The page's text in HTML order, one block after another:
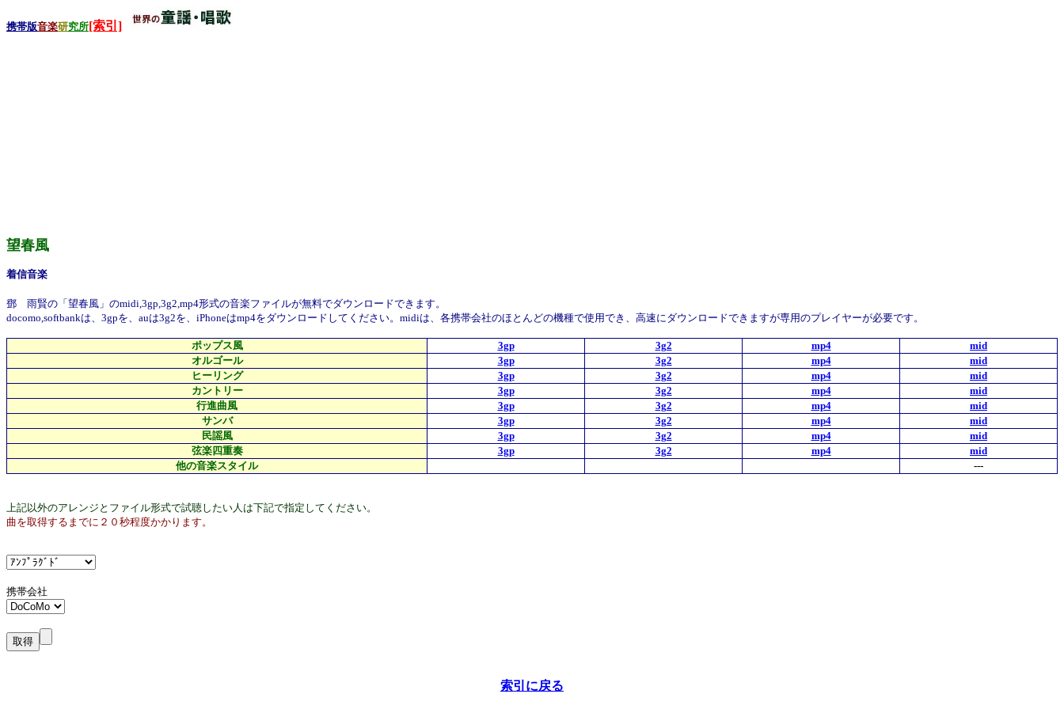
携帯版音楽研究所[索引]
望春風
着信音楽
鄧 雨賢の「望春風」のmidi,3gp,3g2,mp4形式の音楽ファイルが無料でダウンロードできます。
docomo,softbankは、3gpを、auは3g2を、iPhoneはmp4をダウンロードしてください。midiは、各携帯会社のほとんどの機種で使用でき、高速にダウンロードできますが専用のプレイヤーが必要です。
ポップス風 3gp 3g2 mp4
mid
オルゴール
3gp 3g2 mp4
mid
ヒーリング
3gp 3g2 mp4
mid
カントリー
3gp 3g2 mp4
mid
行進曲風
3gp 3g2 mp4
mid
サンバ
3gp 3g2 mp4
mid
民謡風
3gp 3g2 mp4
mid
弦楽四重奏
3gp 3g2 mp4
mid
他の音楽スタイル
---
上記以外のアレンジとファイル形式で試聴したい人は下記で指定してください。
曲を取得するまでに２０秒程度かかります。
携帯会社
索引に戻る